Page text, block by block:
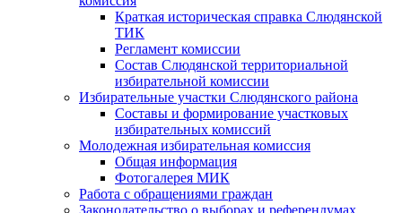
Краткая историческая справка Слюдянской
ТИК
Регламент комиссии
Состав Слюдянской территориальной
избирательной комиссии
Избирательные участки Слюдянского района
Составы и формирование участковых
избирательных комиссий
Молодежная избирательная комиссия
Общая информация
Фотогалерея МИК
Работа с обращениями граждан
Законодательство о выборах и референдумах